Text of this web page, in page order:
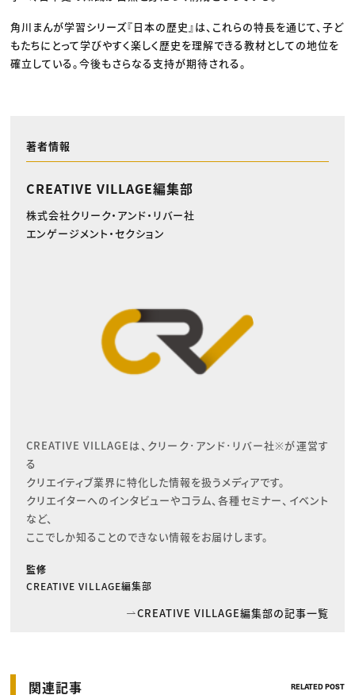
角川まんが学習シリーズ『日本の歴史』は、これらの特長を通じて、子ど
もたちにとって学びやすく楽しく歴史を理解できる教材としての地位を
確立している。今後もさらなる支持が期待される。
著者情報
CREATIVE VILLAGE編集部
株式会社クリーク・アンド・リバー社
エンゲージメント・セクション
CREATIVE VILLAGEは、クリーク･アンド･リバー社※が運営す
る
クリエイティブ業界に特化した情報を扱うメディアです。
クリエイターへのインタビューやコラム、各種セミナー、イベント
など、
ここでしか知ることのできない情報をお届けします。
監修
CREATIVE VILLAGE編集部
CREATIVE VILLAGE編集部の記事一覧
関連記事 RELATED POST